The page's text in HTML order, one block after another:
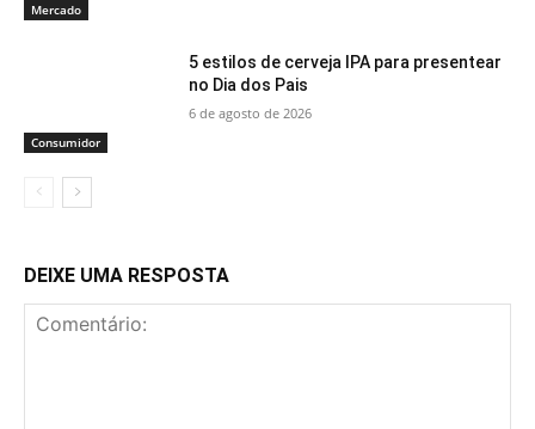
Mercado
Consumidor
5 estilos de cerveja IPA para presentear
no Dia dos Pais
6 de agosto de 2026
DEIXE UMA RESPOSTA